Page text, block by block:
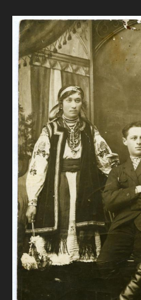
ПОСЛУГИ
FAQ
ОНЛАЙН-КРАМНИЦЯ
ПІДТРИМАТИ